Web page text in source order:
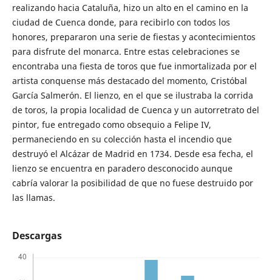
realizando hacia Cataluña, hizo un alto en el camino en la
ciudad de Cuenca donde, para recibirlo con todos los
honores, prepararon una serie de fiestas y acontecimientos
para disfrute del monarca. Entre estas celebraciones se
encontraba una fiesta de toros que fue inmortalizada por el
artista conquense más destacado del momento, Cristóbal
García Salmerón. El lienzo, en el que se ilustraba la corrida
de toros, la propia localidad de Cuenca y un autorretrato del
pintor, fue entregado como obsequio a Felipe IV,
permaneciendo en su colección hasta el incendio que
destruyó el Alcázar de Madrid en 1734. Desde esa fecha, el
lienzo se encuentra en paradero desconocido aunque
cabría valorar la posibilidad de que no fuese destruido por
las llamas.
Descargas